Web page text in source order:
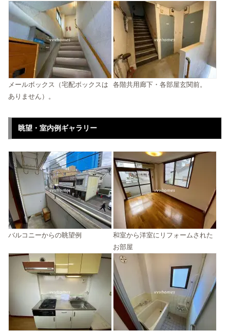
メールボックス（宅配ボックスは
ありません）。
各階共用廊下・各部屋玄関前。
眺望・室内例ギャラリー
バルコニーからの眺望例
和室から洋室にリフォームされた
お部屋